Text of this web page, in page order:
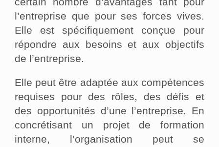
l’entreprise que pour ses forces vives.
Elle est spécifiquement conçue pour
répondre aux besoins et aux objectifs
de l’entreprise.
Elle peut être adaptée aux compétences
requises pour des rôles, des défis et
des opportunités d’une l’entreprise. En
concrétisant un projet de formation
interne, l’organisation peut se